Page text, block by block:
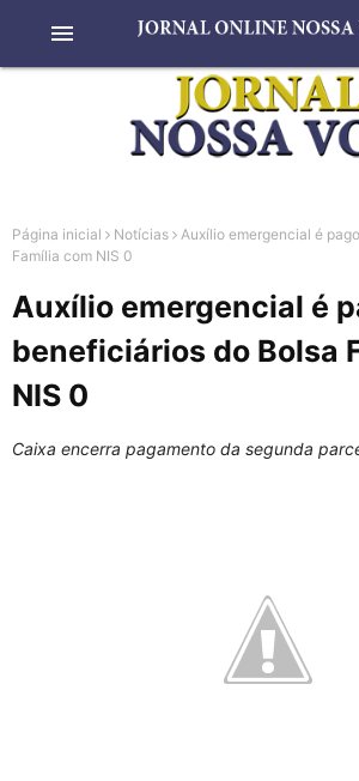
menu
Página inicial Notícias
Auxílio emergencial é
Família com NIS 0
Auxílio emergencial é
beneficiários do Bolsa
NIS 0
Caixa encerra pagamento da segunda